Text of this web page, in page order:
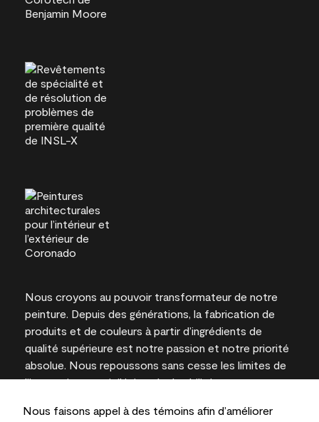
Nous faisons appel à des témoins afin d’améliorer
Nous croyons au pouvoir transformateur de notre
peinture. Depuis des générations, la fabrication de
produits et de couleurs à partir d’ingrédients de
qualité supérieure est notre passion et notre priorité
absolue. Nous repoussons sans cesse les limites de
l’innovation et privilégions la durabilité pour
l’expertise locale.